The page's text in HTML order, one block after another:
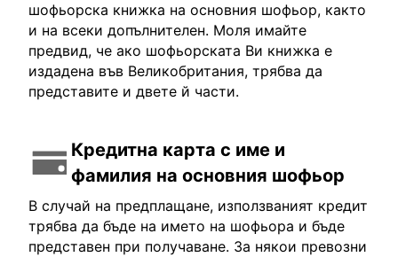
шофьорска книжка на основния шофьор, както
и на всеки допълнителен. Моля имайте
предвид, че ако шофьорската Ви книжка е
издадена във Великобритания, трябва да
представите и двете й части.
Кредитна карта с име и
фамилия на основния шофьор
В случай на предплащане, използваният кредит
трябва да бъде на името на шофьора и бъде
представен при получаване. За някои превозни